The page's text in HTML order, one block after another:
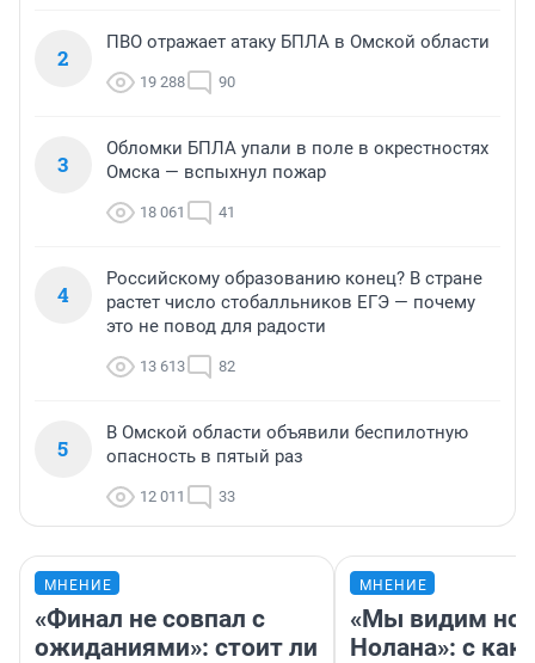
2
ПВО отражает атаку БПЛА в Омской области
19 288 90
3
Обломки БПЛА упали в поле в окрестностях
Омска — вспыхнул пожар
18 061 41
4
Российскому образованию конец? В стране
растет число стобалльников ЕГЭ — почему
это не повод для радости
13 613 82
5
В Омской области объявили беспилотную
опасность в пятый раз
12 011 33
МНЕНИЕ
«Финал не совпал с
ожиданиями»: стоит ли
МНЕНИЕ
«Мы видим
Нолана»: с